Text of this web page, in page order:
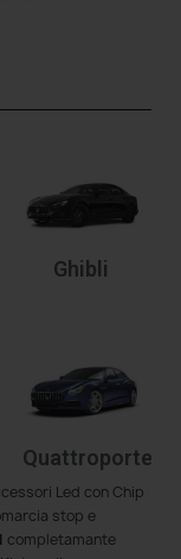
Ghibli
Quattroporte
Led con Chip
stop e
completamante